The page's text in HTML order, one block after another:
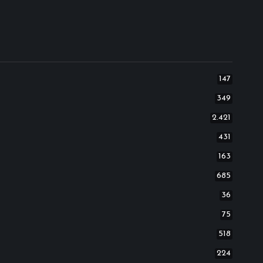
147
349
2.421
431
163
685
36
75
518
224